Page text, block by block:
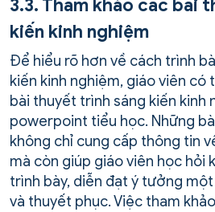
3.3. Tham khảo các bài
kiến kinh nghiệm
Để hiểu rõ hơn về cách trình
kiến kinh nghiệm, giáo viên có
bài thuyết trình sáng kiến kinh
powerpoint tiểu học. Những
không chỉ cung cấp thông tin
mà còn giúp giáo viên học hỏi
trình bày, diễn đạt ý tưởng
và thuyết phục. Việc tham